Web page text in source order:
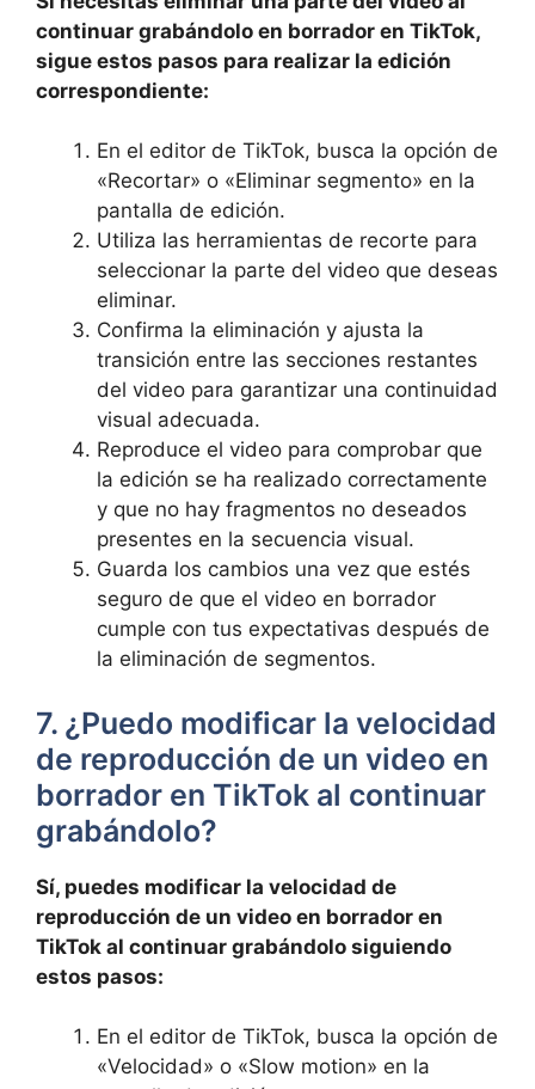
continuar grabándolo en borrador en TikTok,
sigue​ estos pasos para realizar la edición
correspondiente:
En el‍ editor de TikTok, busca la opción de
«Recortar» o «Eliminar segmento» en la
pantalla de edición.
Utiliza las herramientas‌ de recorte para
seleccionar la ​parte del⁣ video que deseas
eliminar.
Confirma la eliminación ⁤y ajusta la
transición entre las secciones restantes
del video para garantizar una continuidad
⁣visual adecuada.
Reproduce el video para comprobar que
la ​edición se ha realizado correctamente
y que no hay fragmentos no deseados
presentes en la secuencia visual.
Guarda los cambios una vez que estés
seguro de‍ que el ‍video en borrador
cumple ​con tus expectativas después de
la eliminación de segmentos.
7. ¿Puedo modificar la ​velocidad
de reproducción de ⁢un ‌video en
borrador en TikTok al continuar ​
grabándolo?
Sí, puedes modificar la velocidad de
‌reproducción de un video en borrador en
TikTok al continuar grabándolo siguiendo
estos ‌pasos:
En el editor de TikTok, busca la opción de
«Velocidad» o «Slow motion» en la